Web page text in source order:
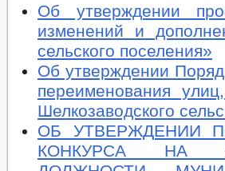
Об утверждении
изменений и
сельского поселения»
Об утверждении
переименования
Шелкозаводского
ОБ УТВЕРЖДЕНИИ
КОНКУРСА НА